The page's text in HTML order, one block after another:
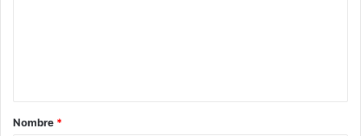
a
r
Nombre *